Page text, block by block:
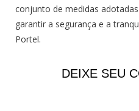
conjunto de medidas
garantir a segurança e a
Portel.
DEIXE SEU